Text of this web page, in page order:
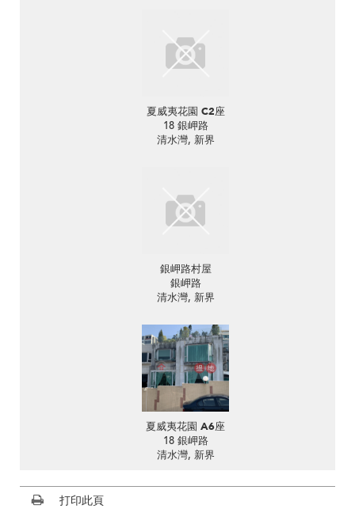
夏威夷花園 C2座
18 銀岬路
清水灣, 新界
銀岬路村屋
銀岬路
清水灣, 新界
夏威夷花園 A6座
18 銀岬路
清水灣, 新界
打印此頁